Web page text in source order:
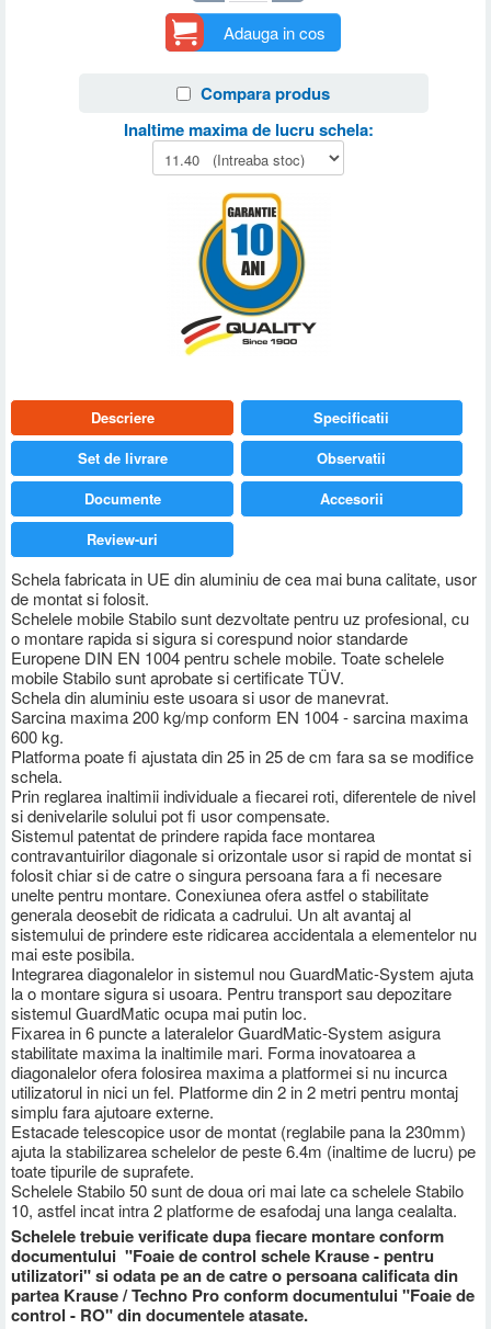
Adauga in cos
Compara produs
Inaltime maxima de lucru schela:
Descriere
Schela fabricata in UE din aluminiu de cea mai buna calitate, usor
de montat si folosit.
Schelele mobile Stabilo sunt dezvoltate pentru uz profesional, cu
o montare rapida si sigura si corespund noior standarde
Europene DIN EN 1004 pentru schele mobile. Toate schelele
mobile Stabilo sunt aprobate si certificate TÜV.
Schela din aluminiu este usoara si usor de manevrat.
Sarcina maxima 200 kg/mp conform EN 1004 - sarcina maxima
600 kg.
Platforma poate fi ajustata din 25 in 25 de cm fara sa se modifice
schela.
Prin reglarea inaltimii individuale a fiecarei roti, diferentele de nivel
si denivelarile solului pot fi usor compensate.
Sistemul patentat de prindere rapida face montarea
contravantuirilor diagonale si orizontale usor si rapid de montat si
folosit chiar si de catre o singura persoana fara a fi necesare
unelte pentru montare. Conexiunea ofera astfel o stabilitate
generala deosebit de ridicata a cadrului. Un alt avantaj al
sistemului de prindere este ridicarea accidentala a elementelor nu
mai este posibila.
Integrarea diagonalelor in sistemul nou GuardMatic-System ajuta
la o montare sigura si usoara. Pentru transport sau depozitare
sistemul GuardMatic ocupa mai putin loc.
Fixarea in 6 puncte a lateralelor GuardMatic-System asigura
stabilitate maxima la inaltimile mari. Forma inovatoarea a
diagonalelor ofera folosirea maxima a platformei si nu incurca
utilizatorul in nici un fel. Platforme din 2 in 2 metri pentru montaj
simplu fara ajutoare externe.
Estacade telescopice usor de montat (reglabile pana la 230mm)
ajuta la stabilizarea schelelor de peste 6.4m (inaltime de lucru) pe
toate tipurile de suprafete.
Schelele Stabilo 50 sunt de doua ori mai late ca schelele Stabilo
10, astfel incat intra 2 platforme de esafodaj una langa cealalta.
Schelele trebuie verificate dupa fiecare montare conform
documentului "Foaie de control schele Krause - pentru
utilizatori" si odata pe an de catre o persoana calificata din
partea Krause / Techno Pro conform documentului "Foaie de
control - RO" din documentele atasate.
Specificatii
Set de livrare
Observatii
Documente
Accesorii
Review-uri